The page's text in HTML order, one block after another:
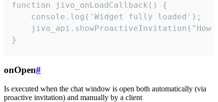
function jivo_onLoadCallback() {
    console.log('Widget fully loaded');
jivo_api.showProactiveInvitation("How
}
onOpen#
Is executed when the chat window is open both automatically (via
proactive invitation) and manually by a client